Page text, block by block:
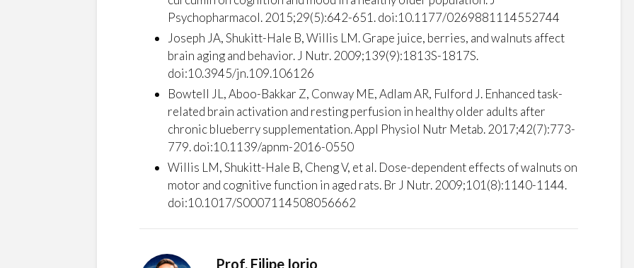
Psychopharmacol. 2015;29(5):642-651. doi:10.1177/0269881114552744
Joseph JA, Shukitt-Hale B, Willis LM. Grape juice, berries, and walnuts affect
brain aging and behavior. J Nutr. 2009;139(9):1813S-1817S.
doi:10.3945/jn.109.106126
Bowtell JL, Aboo-Bakkar Z, Conway ME, Adlam AR, Fulford J. Enhanced task-
related brain activation and resting perfusion in healthy older adults after
chronic blueberry supplementation. Appl Physiol Nutr Metab. 2017;42(7):773-
779. doi:10.1139/apnm-2016-0550
Willis LM, Shukitt-Hale B, Cheng V, et al. Dose-dependent effects of walnuts on
motor and cognitive function in aged rats. Br J Nutr. 2009;101(8):1140-1144.
doi:10.1017/S0007114508056662
Prof. Filipe Iorio